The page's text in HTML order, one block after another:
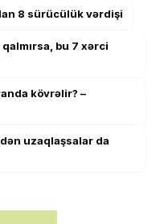
8 sürücülük vərdişi
qalmırsa, bu 7 xərci
kövrəlir? –
uzaqlaşsalar da